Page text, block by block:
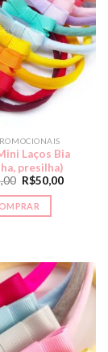
Laços Bia
presilha)
R$50,00